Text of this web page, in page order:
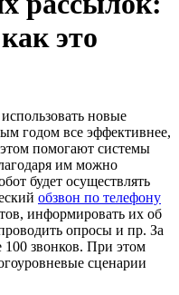
это
новые
годом все эффективнее,
помогают системы
им можно
будет осуществлять
обзвон по телефону
информировать их об
опросы и пр. За
100 звонков. При этом
сценарии